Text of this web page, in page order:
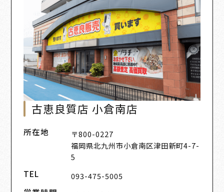
古恵良質店 小倉南店
所在地
〒800-0227
福岡県北九州市小倉南区津田新町4-7-
5
TEL 093-475-5005